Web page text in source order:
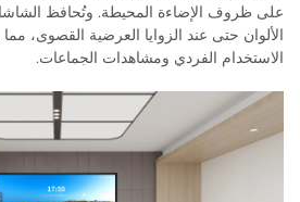
على ظروف الإضاءة المحيطة. وتُحافظ
الألوان حتى عند الزوايا العرضية القصوى،
الاستخدام الفردي ومشاهدات الجماعات.